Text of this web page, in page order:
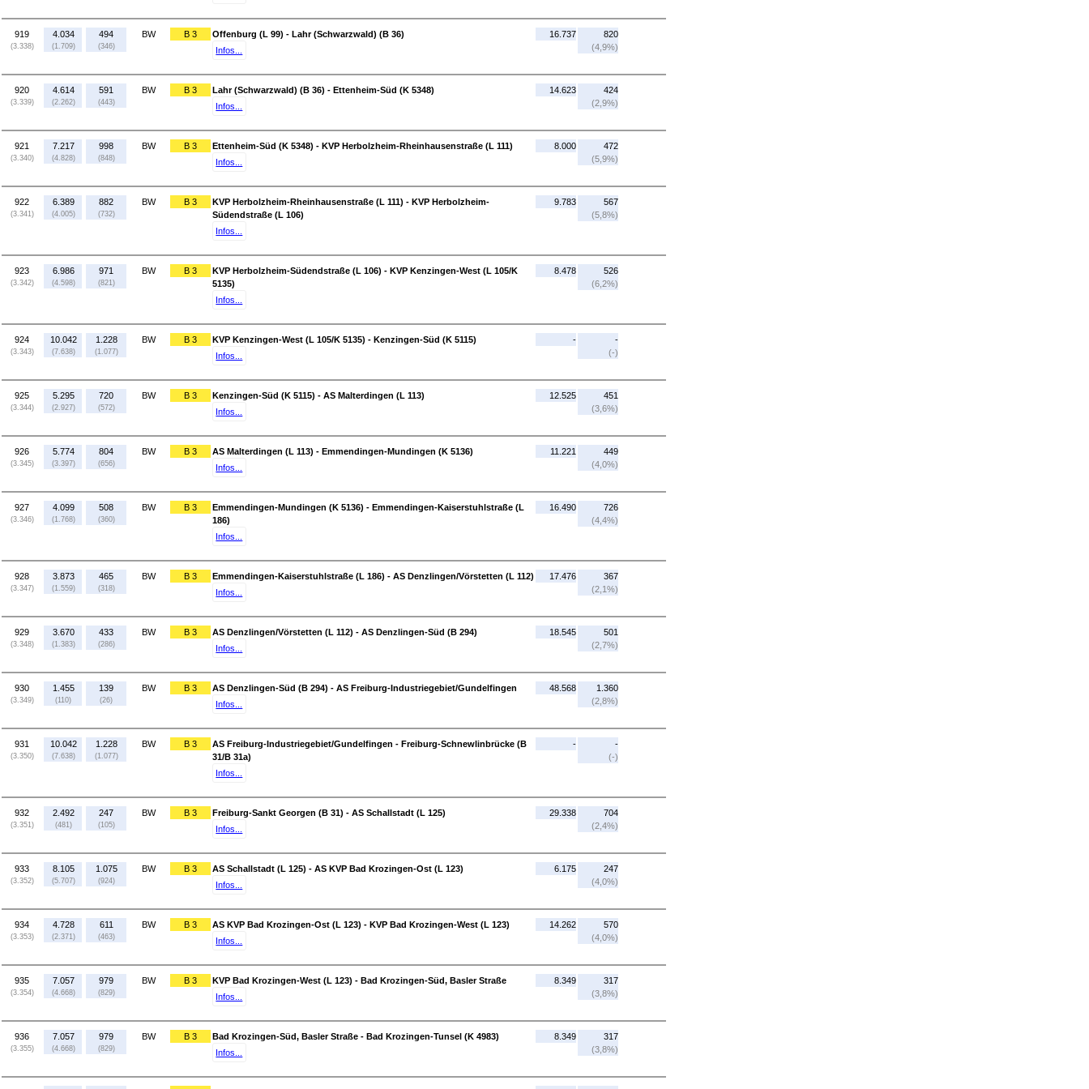
919
(3.338)
4.034
(1.709)
494
(346)
BW B 3
Offenburg (L 99) - Lahr (Schwarzwald) (B 36)
Infos...
16.737
820
(4,9%)
920
(3.339)
4.614
(2.262)
591
(443)
BW B 3
Lahr (Schwarzwald) (B 36) - Ettenheim-Süd (K 5348)
Infos...
14.623
424
(2,9%)
921
(3.340)
7.217
(4.828)
998
(848)
BW B 3
Ettenheim-Süd (K 5348) - KVP Herbolzheim-Rheinhausenstraße (L 111)
Infos...
8.000
472
(5,9%)
922
(3.341)
6.389
(4.005)
882
(732)
BW B 3
KVP Herbolzheim-Rheinhausenstraße (L 111) - KVP Herbolzheim-
Südendstraße (L 106)
Infos...
9.783
567
(5,8%)
923
(3.342)
6.986
(4.598)
971
(821)
BW B 3
KVP Herbolzheim-Südendstraße (L 106) - KVP Kenzingen-West (L 105/K
5135)
Infos...
8.478
526
(6,2%)
924
(3.343)
10.042
(7.638)
1.228
(1.077)
BW B 3
KVP Kenzingen-West (L 105/K 5135) - Kenzingen-Süd (K 5115)
Infos...
-
-
(-)
925
(3.344)
5.295
(2.927)
720
(572)
BW B 3
Kenzingen-Süd (K 5115) - AS Malterdingen (L 113)
Infos...
12.525
451
(3,6%)
926
(3.345)
5.774
(3.397)
804
(656)
BW B 3
AS Malterdingen (L 113) - Emmendingen-Mundingen (K 5136)
Infos...
11.221
449
(4,0%)
927
(3.346)
4.099
(1.768)
508
(360)
BW B 3
Emmendingen-Mundingen (K 5136) - Emmendingen-Kaiserstuhlstraße (L
186)
Infos...
16.490
726
(4,4%)
928
(3.347)
3.873
(1.559)
465
(318)
BW B 3
Emmendingen-Kaiserstuhlstraße (L 186) - AS Denzlingen/Vörstetten (L 112)
Infos...
17.476
367
(2,1%)
929
(3.348)
3.670
(1.383)
433
(286)
BW B 3
AS Denzlingen/Vörstetten (L 112) - AS Denzlingen-Süd (B 294)
Infos...
18.545
501
(2,7%)
930
(3.349)
1.455
(110)
139
(26)
BW B 3
AS Denzlingen-Süd (B 294) - AS Freiburg-Industriegebiet/Gundelfingen
Infos...
48.568
1.360
(2,8%)
931
(3.350)
10.042
(7.638)
1.228
(1.077)
BW B 3
AS Freiburg-Industriegebiet/Gundelfingen - Freiburg-Schnewlinbrücke (B
31/B 31a)
Infos...
-
-
(-)
932
(3.351)
2.492
(481)
247
(105)
BW B 3
Freiburg-Sankt Georgen (B 31) - AS Schallstadt (L 125)
Infos...
29.338
704
(2,4%)
933
(3.352)
8.105
(5.707)
1.075
(924)
BW B 3
AS Schallstadt (L 125) - AS KVP Bad Krozingen-Ost (L 123)
Infos...
6.175
247
(4,0%)
934
(3.353)
4.728
(2.371)
611
(463)
BW B 3
AS KVP Bad Krozingen-Ost (L 123) - KVP Bad Krozingen-West (L 123)
Infos...
14.262
570
(4,0%)
935
(3.354)
7.057
(4.668)
979
(829)
BW B 3
KVP Bad Krozingen-West (L 123) - Bad Krozingen-Süd, Basler Straße
Infos...
8.349
317
(3,8%)
936
(3.355)
7.057
(4.668)
979
(829)
BW B 3
Bad Krozingen-Süd, Basler Straße - Bad Krozingen-Tunsel (K 4983)
Infos...
8.349
317
(3,8%)